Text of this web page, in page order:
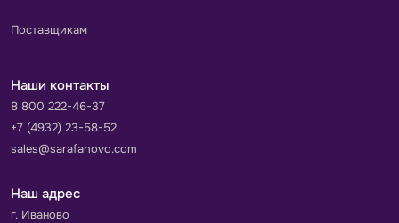
Поставщикам
Наши контакты
8 800 222-46-37
+7 (4932) 23-58-52
sales@sarafanovo.com
Наш адрес
г. Иваново